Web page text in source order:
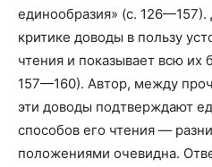
единообразия» (с.
критике доводы в пользу
чтения и показывает всю их
157—160). Автор, между
эти доводы подтверждают
способов его чтения —
положениями очевидна.